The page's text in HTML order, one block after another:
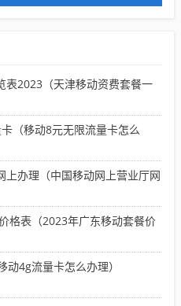
表2023（天津移动资费套餐一
（移动8元无限流量卡怎么
上办理（中国移动网上营业厅网
格表（2023年广东移动套餐价
动4g流量卡怎么办理）